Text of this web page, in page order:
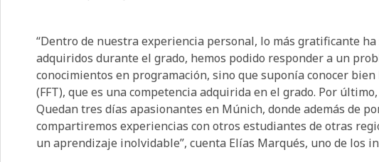
“Dentro de nuestra experiencia personal, lo más gratificante
adquiridos durante el grado, hemos podido responder a un
conocimientos en programación, sino que suponía conocer
(FFT), que es una competencia adquirida en el grado. Por
Quedan tres días apasionantes en Múnich, donde además de
compartiremos experiencias con otros estudiantes de otras
un aprendizaje inolvidable”, cuenta Elías Marqués, uno de los